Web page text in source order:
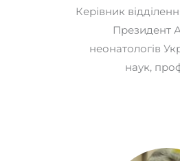
Керівник
Президент
неонатологів
наук,